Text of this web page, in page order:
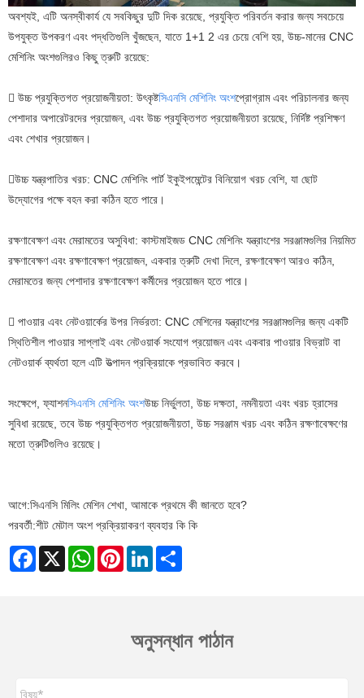
অবশ্যই, এটি অনস্বীকার্য যে সবকিছুর দুটি দিক রয়েছে, প্রযুক্তি পরিবর্তন করার জন্য সবচেয়ে
উপযুক্ত উপকরণ এবং পদ্ধতিগুলি খুঁজছেন, যাতে 1+1 2 এর চেয়ে বেশি হয়, উচ্চ-মানের CNC
মেশিনিং অংশগুলিরও কিছু ত্রুটি রয়েছে:
 উচ্চ প্রযুক্তিগত প্রয়োজনীয়তা: উৎকৃষ্টসিএনসি মেশিনিং অংশপ্রোগ্রাম এবং পরিচালনার জন্য
পেশাদার অপারেটরদের প্রয়োজন, এবং উচ্চ প্রযুক্তিগত প্রয়োজনীয়তা রয়েছে, নির্দিষ্ট প্রশিক্ষণ
এবং শেখার প্রয়োজন।
উচ্চ যন্ত্রপাতির খরচ: CNC মেশিনিং পার্ট ইকুইপমেন্টের বিনিয়োগ খরচ বেশি, যা ছোট
উদ্যোগের পক্ষে বহন করা কঠিন হতে পারে।
রক্ষণাবেক্ষণ এবং মেরামতের অসুবিধা: কাস্টমাইজড CNC মেশিনিং যন্ত্রাংশের সরঞ্জামগুলির নিয়মিত
রক্ষণাবেক্ষণ এবং রক্ষণাবেক্ষণ প্রয়োজন, একবার ত্রুটি দেখা দিলে, রক্ষণাবেক্ষণ আরও কঠিন,
মেরামতের জন্য পেশাদার রক্ষণাবেক্ষণ কর্মীদের প্রয়োজন হতে পারে।
 পাওয়ার এবং নেটওয়ার্কের উপর নির্ভরতা: CNC মেশিনের যন্ত্রাংশের সরঞ্জামগুলির জন্য একটি
স্থিতিশীল পাওয়ার সাপ্লাই এবং নেটওয়ার্ক সংযোগ প্রয়োজন এবং একবার পাওয়ার বিভ্রাট বা
নেটওয়ার্ক ব্যর্থতা হলে এটি উত্পাদন প্রক্রিয়াকে প্রভাবিত করবে।
সংক্ষেপে, ফ্যাশনসিএনসি মেশিনিং অংশউচ্চ নির্ভুলতা, উচ্চ দক্ষতা, নমনীয়তা এবং খরচ হ্রাসের
সুবিধা রয়েছে, তবে উচ্চ প্রযুক্তিগত প্রয়োজনীয়তা, উচ্চ সরঞ্জাম খরচ এবং কঠিন রক্ষণাবেক্ষণের
মতো ত্রুটিগুলিও রয়েছে।
আগে:সিএনসি মিলিং মেশিন শেখা, আমাকে প্রথমে কী জানতে হবে?
পরবর্তী:শীট মেটাল অংশ প্রক্রিয়াকরণ ব্যবহার কি কি
Facebook
X WhatsAppPinterestLinkedIn
অনুসন্ধান পাঠান